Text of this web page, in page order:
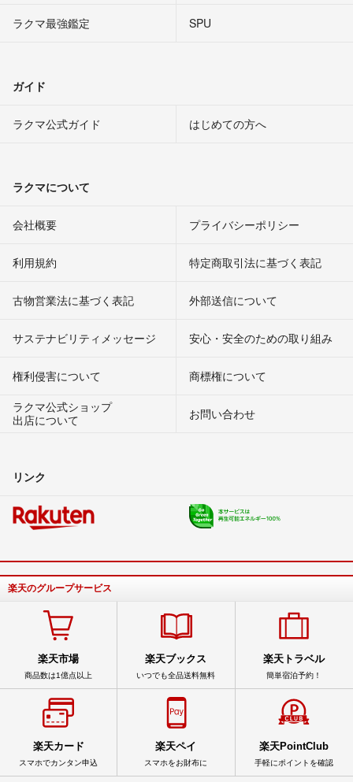
ラクマ最強鑑定
SPU
ガイド
ラクマ公式ガイド はじめての方へ
ラクマについて
会社概要 プライバシーポリシー
利用規約 特定商取引法に基づく表記
古物営業法に基づく表記 外部送信について
サステナビリティメッセージ 安心・安全のための取り組み
権利侵害について
商標権について
ラクマ公式ショップ
出店について
お問い合わせ
リンク
楽天のグループサービス
楽天市場
商品数は1億点以上
楽天ブックス
いつでも全品送料無料
楽天トラベル
簡単宿泊予約！
楽天カード
スマホでカンタン申込
楽天ペイ
スマホをお財布に
楽天PointClub
手軽にポイントを確認